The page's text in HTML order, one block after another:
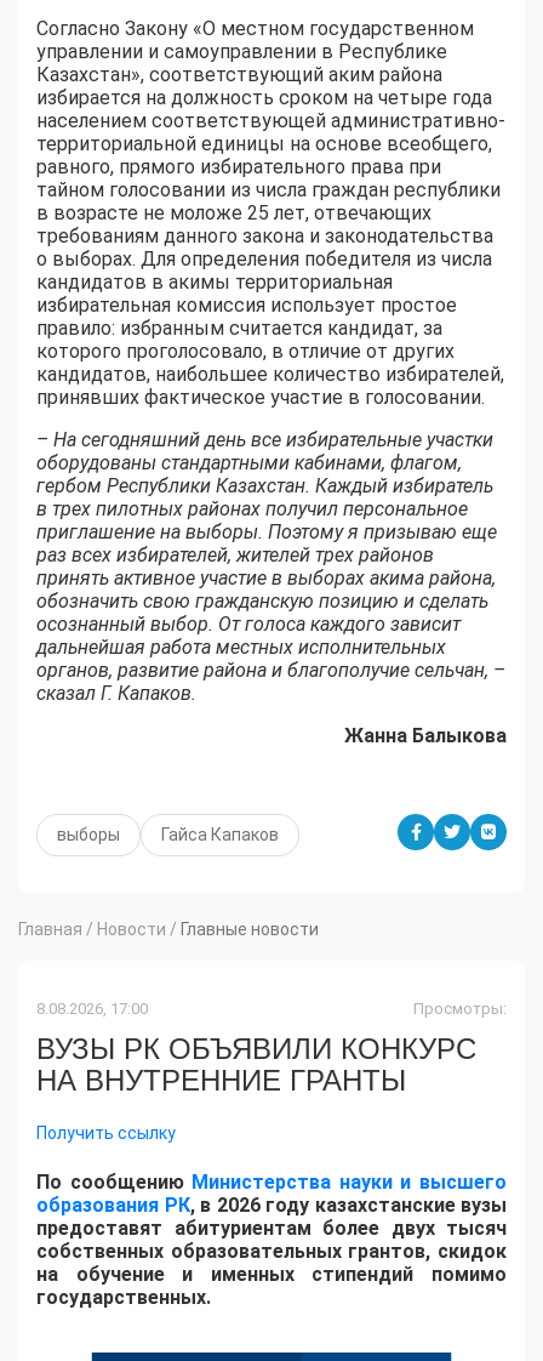
Согласно Закону «О местном государственном
управлении и самоуправлении в Республике
Казахстан», соответствующий аким района
избирается на должность сроком на четыре года
населением соответствующей административно-
территориальной единицы на основе всеобщего,
равного, прямого избирательного права при
тайном голосовании из числа граждан республики
в возрасте не моложе 25 лет, отвечающих
требованиям данного закона и законодательства
о выборах. Для определения победителя из числа
кандидатов в акимы территориальная
избирательная комиссия использует простое
правило: избранным считается кандидат, за
которого проголосовало, в отличие от других
кандидатов, наибольшее количество избирателей,
принявших фактическое участие в голосовании.
– На сегодняшний день все избирательные участки
оборудованы стандартными кабинами, флагом,
гербом Республики Казахстан. Каждый избиратель
в трех пилотных районах получил персональное
приглашение на выборы. Поэтому я призываю еще
раз всех избирателей, жителей трех районов
принять активное участие в выборах акима района,
обозначить свою гражданскую позицию и сделать
осознанный выбор. От голоса каждого зависит
дальнейшая работа местных исполнительных
органов, развитие района и благополучие сельчан, –
сказал Г. Капаков.
Жанна Балыкова
выборы Гайса Капаков
Главная / Новости / Главные новости
8.08.2026, 17:00 Просмотры:
ВУЗЫ РК ОБЪЯВИЛИ КОНКУРС
НА ВНУТРЕННИЕ ГРАНТЫ
Получить ссылку
По сообщению Министерства науки и высшего
образования РК, в 2026 году казахстанские вузы
предоставят абитуриентам более двух тысяч
собственных образовательных грантов, скидок
на обучение и именных стипендий помимо
государственных.